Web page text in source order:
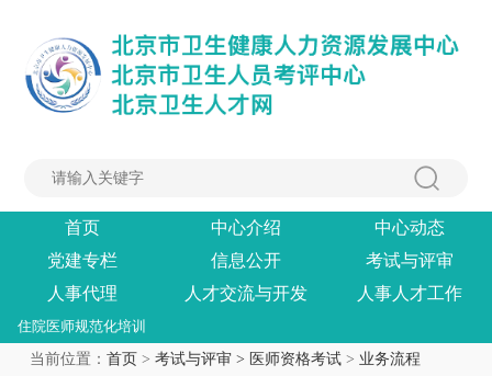
首页 中心介绍
中心动态
党建专栏
信息公开
考试与评审
人事代理
人才交流与开发 人事人才工作
住院医师规范化培训
当前位置： 首页 > 考试与评审 > 医师资格考试> 业务流程